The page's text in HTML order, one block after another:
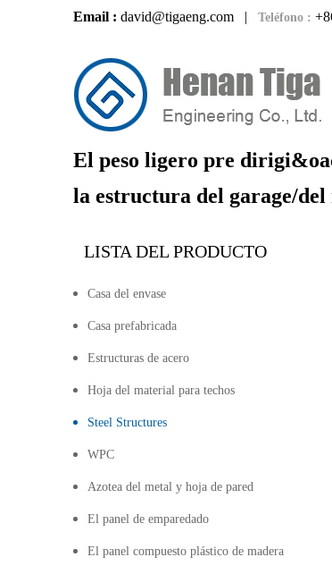
Email : david@tigaeng.com | Teléfono :
El peso ligero pre
la estructura del garage/del
LISTA DEL PRODUCTO
Casa del envase
Casa prefabricada
Estructuras de acero
Hoja del material para techos
Steel Structures
WPC
Azotea del metal y hoja de pared
El panel de emparedado
El panel compuesto plástico de madera